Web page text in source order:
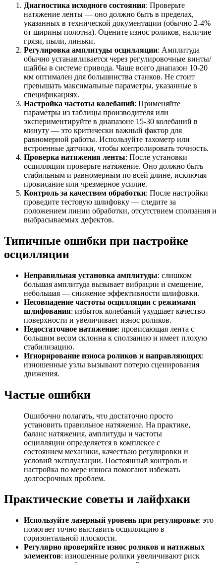
Диагностика исходного состояния: Проверьте
натяжение ленты — оно должно быть в пределах,
указанных в технической документации (обычно 2-4%
от ширины полотна). Оцените износ роликов, наличие
грязи, пыли, линьки.
Регулировка амплитуды осцилляции: Амплитуда
обычно устанавливается через регулировочные винты/
шайбы в системе привода. Чаще всего диапазон 10-20
мм оптимален для большинства станков. Не стоит
превышать максимальные параметры, указанные в
спецификациях.
Настройка частоты колебаний: Применяйте
параметры из таблицы производителя или
экспериментируйте в диапазоне 15-30 колебаний в
минуту — это критически важный фактор для
равномерной работы. Используйте тахометр или
встроенные датчики, чтобы контролировать точность.
Проверка натяжения ленты: После установки
осцилляции проверьте натяжение. Оно должно быть
стабильным и равномерным по всей длине, исключая
провисание или чрезмерное усилие.
Контроль за качеством обработки: После настройки
проведите тестовую шлифовку — следите за
положением линии обработки, отсутствием сползания и
выбрасываемых дефектов.
Типичные ошибки при настройке
осцилляции
Неправильная установка амплитуды: слишком
большая амплитуда вызывает вибрации и смещение,
небольшая — снижение эффективности шлифовки.
Несовпадение частоты осцилляции с режимами
шлифования: избыток колебаний ухудшает качество
поверхности и увеличивает износ роликов.
Недостаточное натяжение: провисающая лента с
большим весом склонна к сползанию и имеет плохую
стабилизацию.
Игнорирование износа роликов и направляющих:
изношенные узлы вызывают потерю сценирования
движения.
Частые ошибки
Ошибочно полагать, что достаточно просто
установить правильное натяжение. На практике,
баланс натяжения, амплитуды и частоты
осцилляции определяется в комплексе с
состоянием механики, качестваю регулировки и
условий эксплуатации. Постоянный контроль и
настройка по мере износа помогают избежать
долгосрочных проблем.
Практические советы и лайфхаки
Используйте лазерный уровень при регулировке: это
помогает точно выставить осцилляцию в
горизонтальной плоскости.
Регулярно проверяйте износ роликов и натяжных
элементов: изношенные ролики увеличивают риск